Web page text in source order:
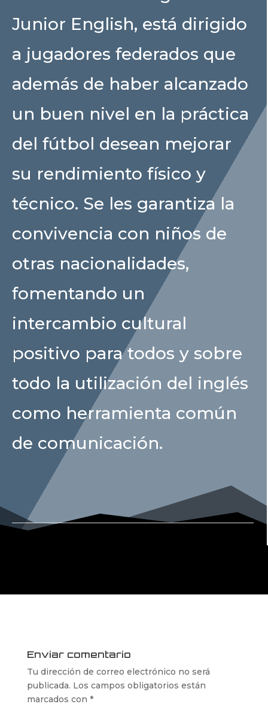
Junior English, está dirigido
a jugadores federados que
además de haber alcanzado
un buen nivel en la práctica
del fútbol desean mejorar
su rendimiento físico y
técnico. Se les garantiza la
convivencia con niños de
otras nacionalidades,
fomentando un
intercambio cultural
positivo para todos y sobre
todo la utilización del inglés
como herramienta común
de comunicación.
Enviar comentario
Tu dirección de correo electrónico no será
publicada. Los campos obligatorios están
marcados con *